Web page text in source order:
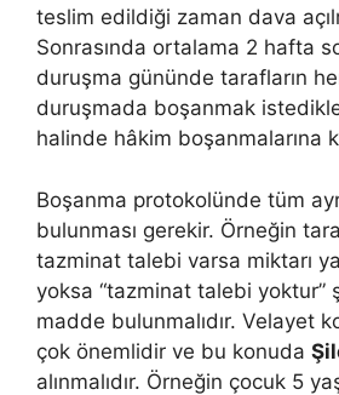
teslim edildiği zaman dava
Sonrasında ortalama 2 hafta
duruşma gününde tarafların
duruşmada boşanmak
halinde hâkim boşanmalarına
Boşanma protokolünde tüm
bulunması gerekir. Örneğin
tazminat talebi varsa miktarı
yoksa “tazminat talebi yoktur”
madde bulunmalıdır. Velayet
çok önemlidir ve bu konuda
alınmalıdır. Örneğin çocuk 5